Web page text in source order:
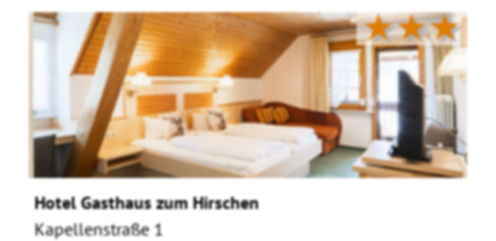
★★★
Hotel Gasthaus zum Hirschen
Kapellenstraße 1